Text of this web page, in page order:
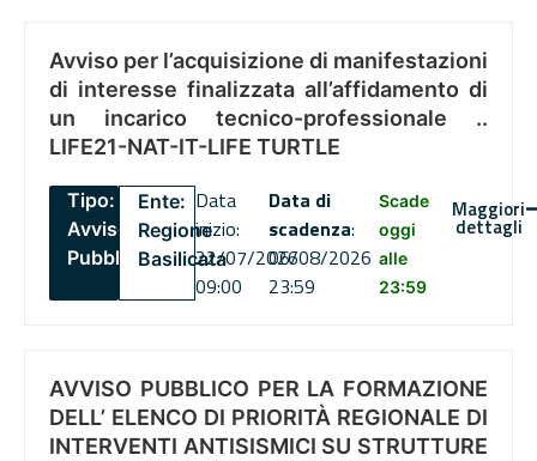
Avviso per l’acquisizione di manifestazioni
di interesse finalizzata all’affidamento di
un incarico tecnico-professionale ..
LIFE21-NAT-IT-LIFE TURTLE
Tipo:
Avviso
Pubblico
Ente:
Regione
Basilicata
Data
inizio:
22/07/2026
09:00
Data di
scadenza:
06/08/2026
23:59
Scade
oggi
alle
23:59
Maggiori
dettagli
AVVISO PUBBLICO PER LA FORMAZIONE
DELL’ ELENCO DI PRIORITÀ REGIONALE DI
INTERVENTI ANTISISMICI SU STRUTTURE